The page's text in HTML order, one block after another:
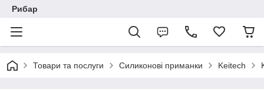
Рибар
Товари та послуги Силиконові приманки Keitech